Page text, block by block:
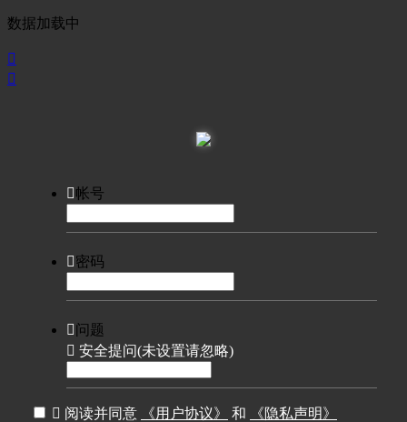
数据加载中


帐号
密码
问题
 安全提问(未设置请忽略)
 阅读并同意 《用户协议》 和 《隐私声明》